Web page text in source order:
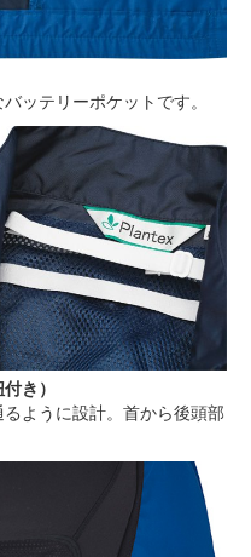
ッテリーポケットです。
き）
ように設計。首から後頭部